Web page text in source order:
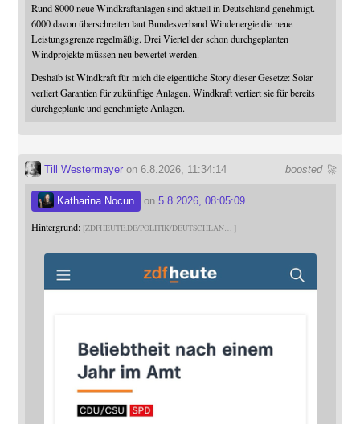
Rund 8000 neue Windkraftanlagen sind aktuell in Deutschland genehmigt.
6000 davon überschreiten laut Bundesverband Windenergie die neue
Leistungsgrenze regelmäßig. Drei Viertel der schon durchgeplanten
Windprojekte müssen neu bewertet werden.
Deshalb ist Windkraft für mich die eigentliche Story dieser Gesetze: Solar
verliert Garantien für zukünftige Anlagen. Windkraft verliert sie für bereits
durchgeplante und genehmigte Anlagen.
boosted 🚀
Till Westermayeron 6.8.2026, 11:34:14
Katharina Nocun on 5.8.2026, 08:05:09
Hintergrund: ZDFHEUTE.DE/POLITIK/DEUTSCHLAN